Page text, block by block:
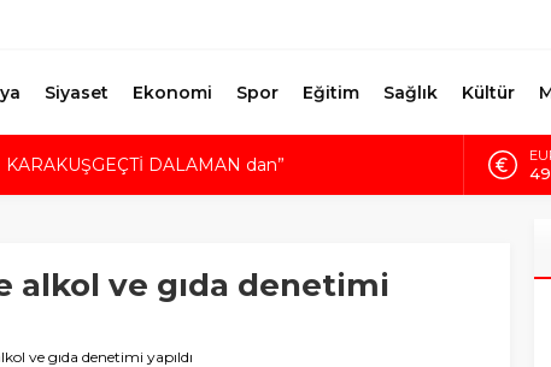
Siyaset Ekonomi Spor Eğitim Sağlık Kültür
DALAMAN dan”
Birlik Mesajı
22 YENİ DÜKKAN
KAZA KURŞUNU CAN ALDI
alkol ve gıda denetimi
ve gıda denetimi yapıldı